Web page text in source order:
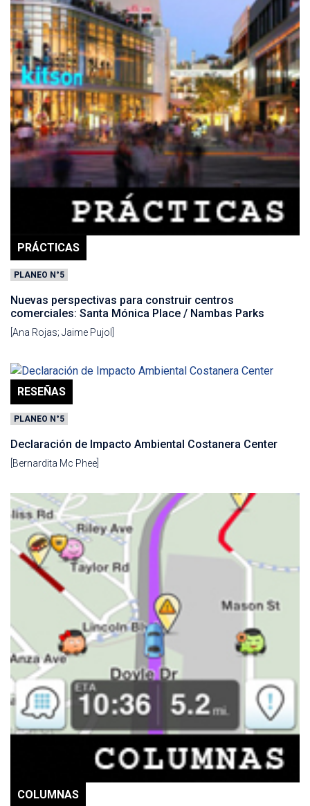
PRÁCTICAS
PLANEO N°5
Nuevas perspectivas para construir centros
comerciales: Santa Mónica Place / Nambas Parks
[Ana Rojas; Jaime Pujol]
RESEÑAS
PLANEO N°5
Declaración de Impacto Ambiental Costanera Center
[Bernardita Mc Phee]
COLUMNAS